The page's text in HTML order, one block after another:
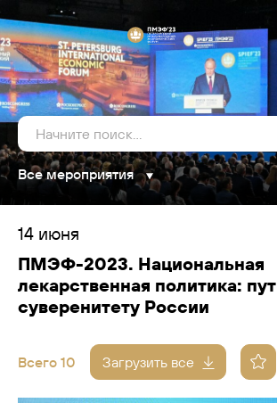
Все мероприятия
14 июня
ПМЭФ-2023. Национальная
лекарственная политика:
суверенитету России
Всего 10 Загрузить все